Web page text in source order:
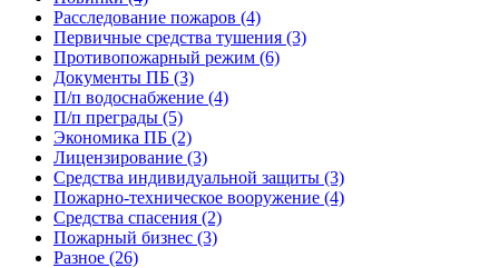
Расследование пожаров (4)
Первичные средства тушения (3)
Противопожарный режим (6)
Документы ПБ (3)
П/п водоснабжение (4)
П/п преграды (5)
Экономика ПБ (2)
Лицензирование (3)
Средства индивидуальной защиты (3)
Пожарно-техническое вооружение (4)
Средства спасения (2)
Пожарный бизнес (3)
Разное (26)